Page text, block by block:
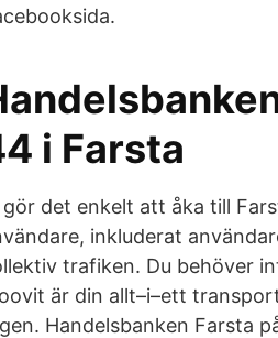
i Farsta
gör det enkelt att åka till
inkluderat
trafiken. Du behöver
är din allt–i–ett
Handelsbanken Farsta